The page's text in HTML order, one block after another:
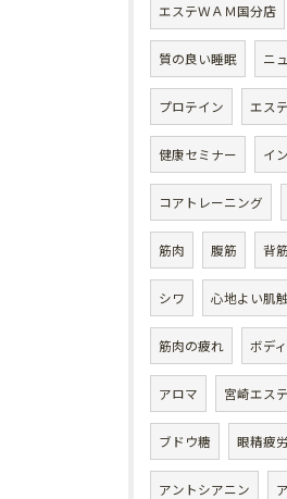
エステＷＡＭ国分店
質の良い睡眠 ニ
プロテイン エス
健康セミナー イ
コアトレーニング
筋肉 腹筋 背筋
シワ 心地よい肌
筋肉の疲れ ボディ
アロマ 宮崎エステ
ブドウ糖 眼精疲
アントシアニン